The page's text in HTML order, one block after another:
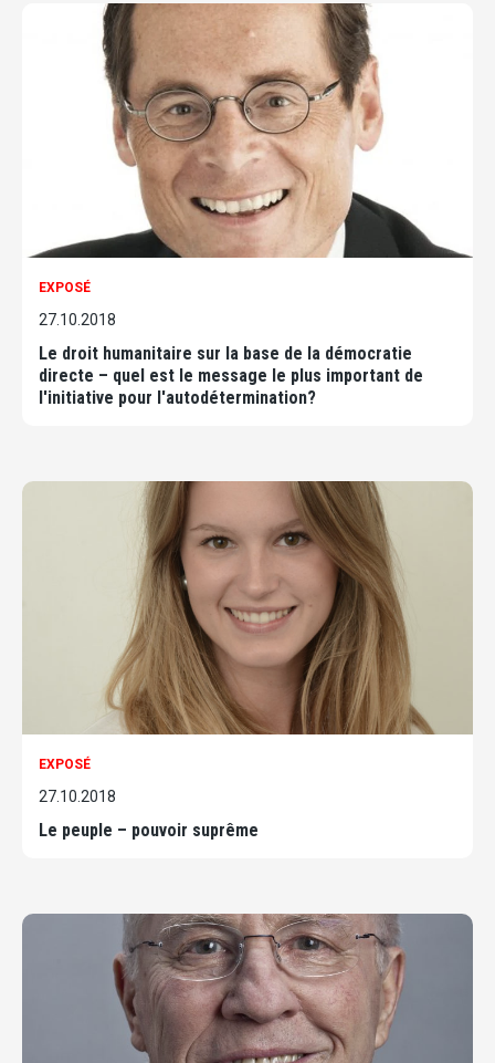
EXPOSÉ
27.10.2018
Le droit humanitaire sur la base de la démocratie
directe – quel est le message le plus important de
l'initiative pour l'autodétermination?
EXPOSÉ
27.10.2018
Le peuple – pouvoir suprême